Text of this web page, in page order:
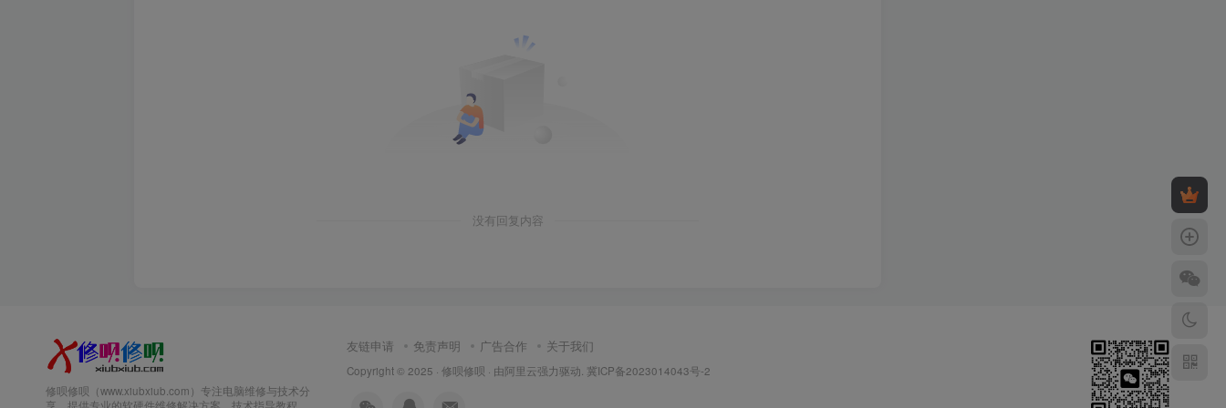
没有回复内容
修呗修呗（www.xiubxiub.com）专注电脑维修与技术分
友链申请 免责声明 广告合作 关于我们
Copyright © 2025 · 修呗修呗 · 由阿里云强力驱动. 冀ICP备2023014043号-2